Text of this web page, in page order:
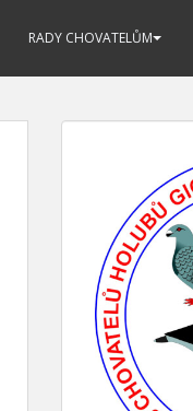
RADY CHOVATELŮM